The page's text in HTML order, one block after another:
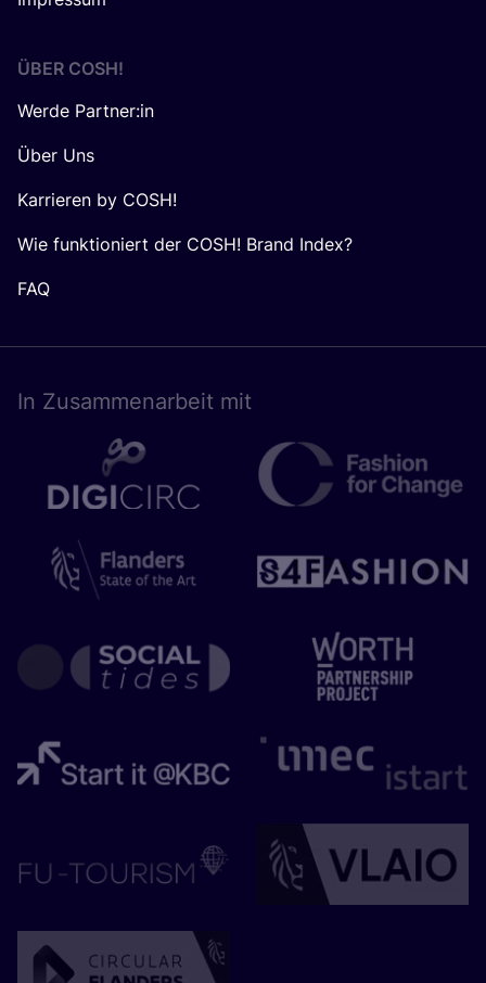
ÜBER COSH!
Werde Partner:in
Über Uns
Karrieren by COSH!
Wie funktioniert der COSH! Brand Index?
FAQ
In Zusam­men­ar­beit mit